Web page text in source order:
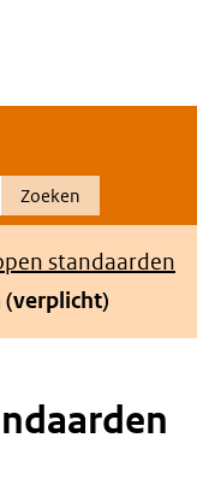
Zoeken
standaarden
(verplicht)